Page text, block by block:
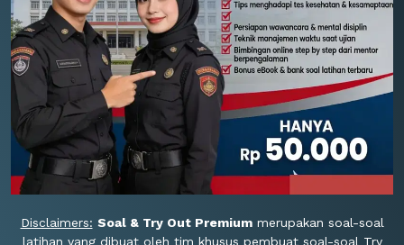
Disclaimers: Soal & Try Out Premiummerupakan soal-soal
latihan yang dibuat oleh tim khusus pembuat soal-soal Try